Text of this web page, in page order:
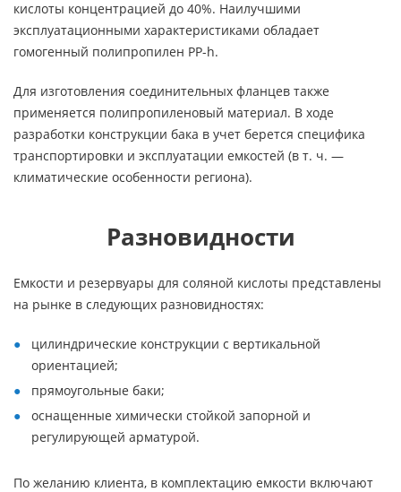
кислоты концентрацией до 40%. Наилучшими
эксплуатационными характеристиками обладает
гомогенный полипропилен PP-h.
Для изготовления соединительных фланцев также
применяется полипропиленовый материал. В ходе
разработки конструкции бака в учет берется специфика
транспортировки и эксплуатации емкостей (в т. ч. —
климатические особенности региона).
Разновидности
Емкости и резервуары для соляной кислоты представлены
на рынке в следующих разновидностях:
цилиндрические конструкции с вертикальной
ориентацией;
прямоугольные баки;
оснащенные химически стойкой запорной и
регулирующей арматурой.
По желанию клиента, в комплектацию емкости включают